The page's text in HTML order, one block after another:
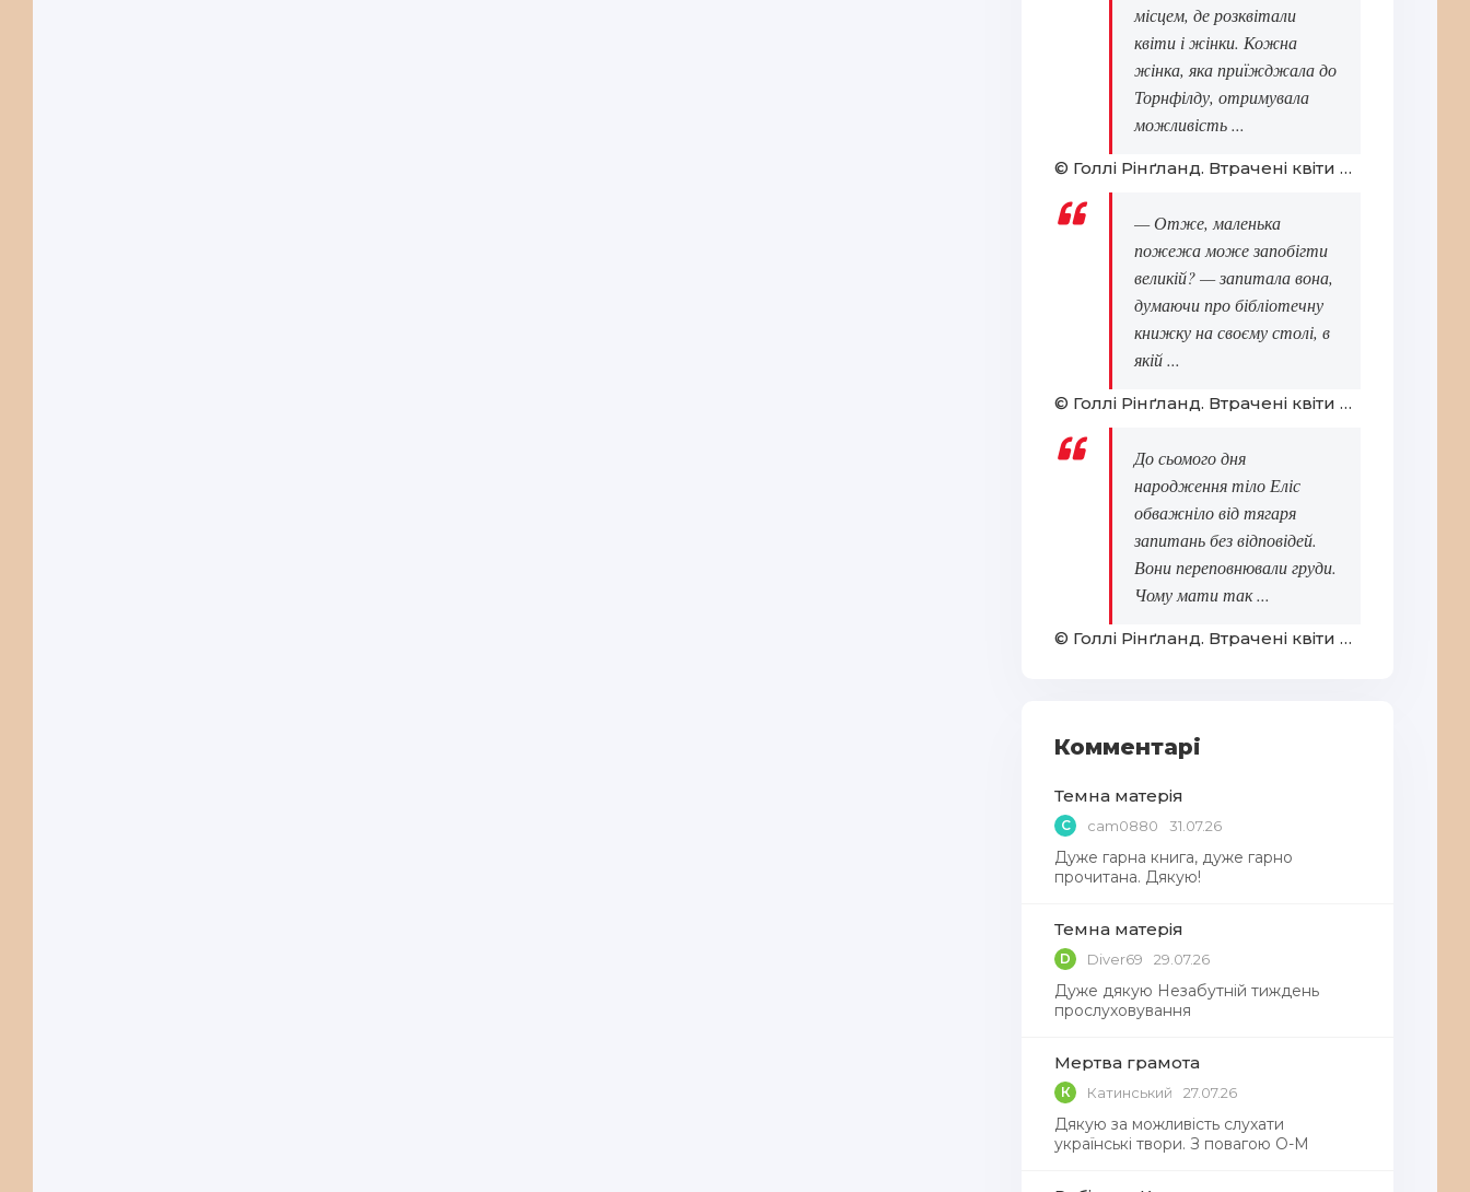
місцем, де розквітали
квіти і жінки. Кожна
жінка, яка приїжджала до
Торнфілду, отримувала
можливість ...
© Голлі Рінґланд. Втрачені квіти Еліс Гарт
— Отже, маленька
пожежа може запобігти
великій? — запитала вона,
думаючи про бібліотечну
книжку на своєму столі, в
якій ...
© Голлі Рінґланд. Втрачені квіти Еліс Гарт
До сьомого дня
народження тіло Еліс
обважніло від тягаря
запитань без відповідей.
Вони переповнювали груди.
Чому мати так ...
© Голлі Рінґланд. Втрачені квіти Еліс Гарт
Комментарі
Темна матерія
C cam0880 31.07.26
Дуже гарна книга, дуже гарно
прочитана. Дякую!
Темна матерія
D Diver69 29.07.26
Дуже дякую Незабутній тиждень
прослуховування
Мертва грамота
К Катинський 27.07.26
Дякую за можливість слухати
українські твори. З повагою О-М